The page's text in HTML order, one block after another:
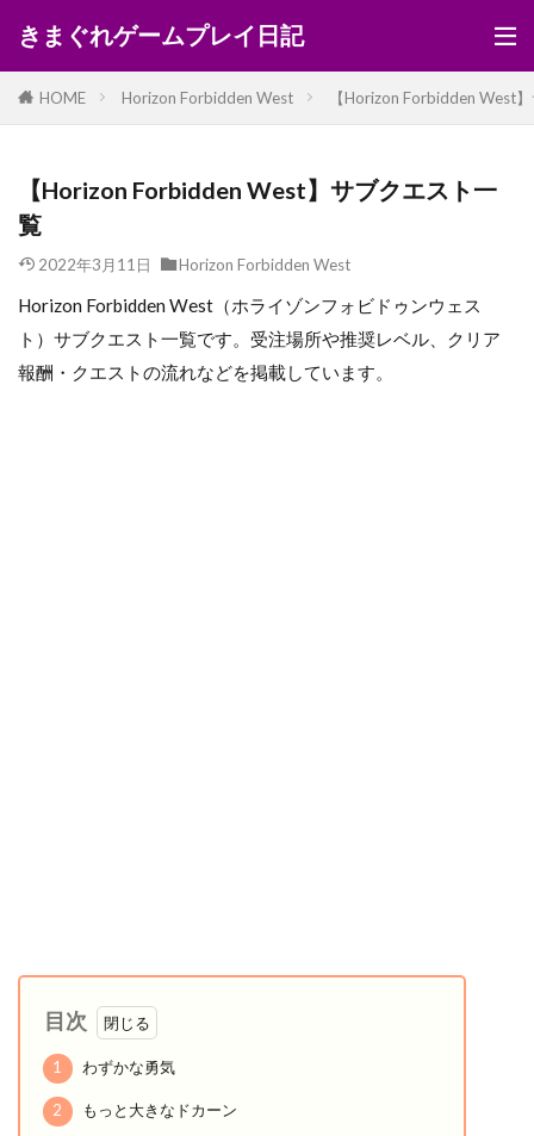
きまぐれゲームプレイ日記
HOME Horizon Forbidden West 【Horizon Forbidden West
【Horizon Forbidden West】サブクエスト一
覧
2022年3月11日 Horizon Forbidden West
Horizon Forbidden West（ホライゾンフォビドゥンウェス
ト）サブクエスト一覧です。受注場所や推奨レベル、クリア
報酬・クエストの流れなどを掲載しています。
目次
1 わずかな勇気
2 もっと大きなドカーン